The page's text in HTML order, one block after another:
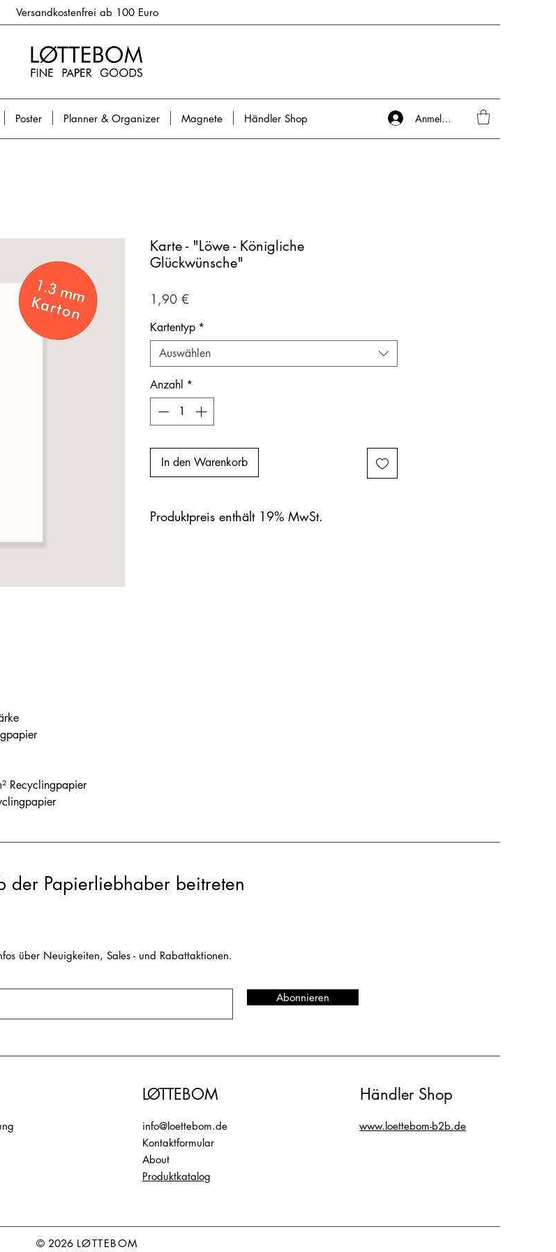
Versandkostenfrei ab 100 Euro
Poster Planner & Organizer Magnete Händler Shop Anmelden
Recyclingpapier
Karte - "Löwe - Königliche
Glückwünsche"
1,90 €Preis
Kartentyp *
Auswählen
Anzahl *
In den Warenkorb
Produktpreis enthält 19% MwSt.
der Papierliebhaber beitreten
über Neuigkeiten, Sales - und Rabattaktionen.
Abonnieren
LØTTEBOM
info@loettebom.de
Kontaktformular
About​
Produktkatalog
Händler Shop
www.loettebom-b2b.de
© 2026 LØTTEBOM